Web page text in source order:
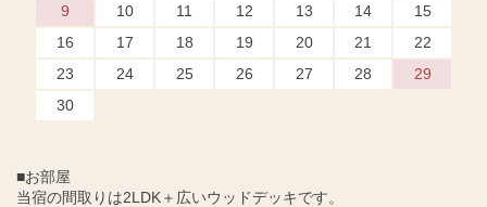
9
10 11 12 13 14
15
16
17 18 19 20 21
22
23
24 25 26 27 28
29
30
■お部屋
当宿の間取りは2LDK＋広いウッドデッキです。